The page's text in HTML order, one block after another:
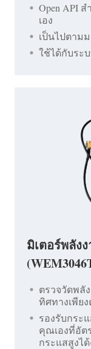
Open API
เอง
เป็นไปตามม
ใช้ได้กับระบ
มิเตอร์พลัง
ตรวจวัดพลั
ทิศทางเพียง
รองรับกระ
คุณเองที่อัต
กระแสสูงได้